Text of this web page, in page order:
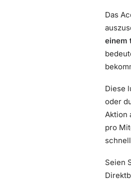
Das
einem
Diese
oder
Aktion
pro
Seien